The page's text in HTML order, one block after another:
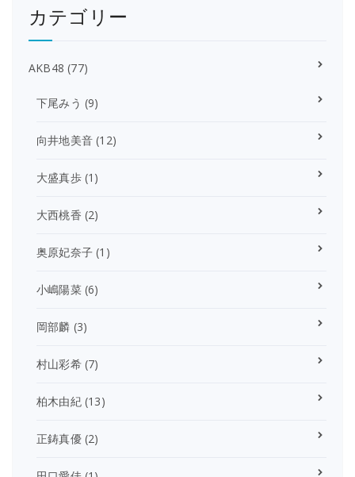
カテゴリー
AKB48 (77)
下尾みう (9)
向井地美音 (12)
大盛真歩(1)
大西桃香 (2)
奥原妃奈子 (1)
小嶋陽菜(6)
岡部麟 (3)
村山彩希(7)
柏木由紀(13)
正鋳真優(2)